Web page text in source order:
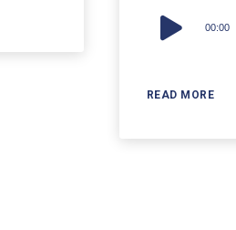
READ MORE
Audio
Player
00:00